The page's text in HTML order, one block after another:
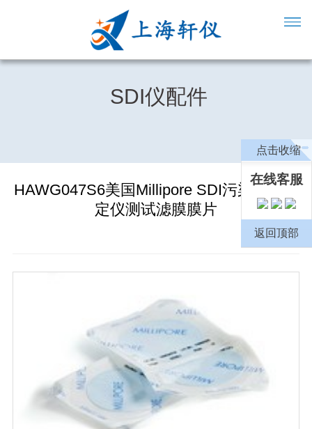
SDI仪配件
HAWG047S6美国Millipore SDI污染指数测
定仪测试滤膜膜片
点击收缩
在线客服
返回顶部